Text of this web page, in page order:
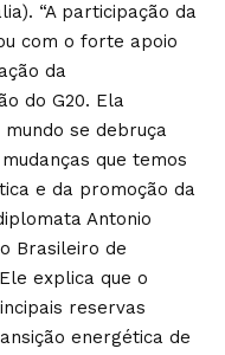
“A participação da
com o forte apoio
da
do G20. Ela
se debruça
que temos
e da promoção da
Antonio
Brasileiro de
explica que o
reservas
energética de